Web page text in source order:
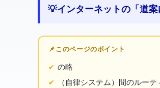
💡 インターネットの「道
📌 このページのポイント
Border Gateway Protocol の略
AS（自律システム）間のルー